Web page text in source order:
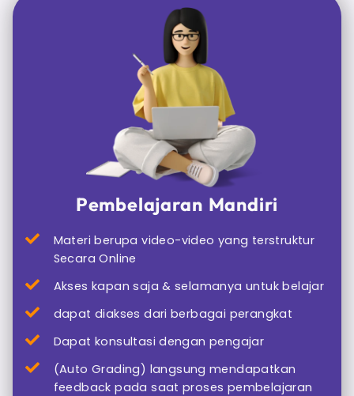
Pembelajaran Mandiri
Materi berupa video-video yang terstruktur
Secara Online
Akses kapan saja & selamanya untuk belajar
dapat diakses dari berbagai perangkat
Dapat konsultasi dengan pengajar
(Auto Grading) langsung mendapatkan
feedback pada saat proses pembelajaran